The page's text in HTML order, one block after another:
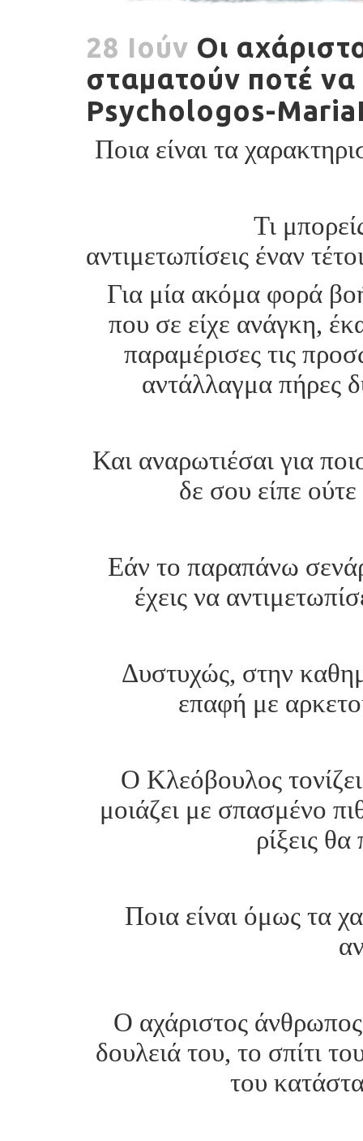
28 Ιούν Οι
σταματούν ποτέ να
Psychologos-
Ποια είναι τα
Τι μπορείς να
αντιμετωπίσεις έναν
Για μία ακόμα φορά
που σε είχε ανάγκη,
παραμέρισες τις
αντάλλαγμα πήρες
Και αναρωτιέσαι για
δε σου είπε
Εάν το παραπάνω
έχεις να
Δυστυχώς, στην
επαφή με
Ο Κλεόβουλος
μοιάζει με σπασμένο
ρίξεις
Ποια είναι όμως τα
Ο αχάριστος
δουλειά του, το σπίτι
του